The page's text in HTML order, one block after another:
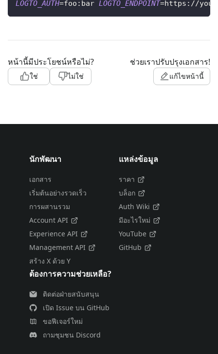
LOGTO_AUTH=foo:bar LOGTO_ENDPOINT=https://
หน้านี้มีประโยชน์หรือไม่?
ใช่ ไม่ใช่
ช่วยเราปรับปรุงเอกสาร!
แก้ไขหน้านี้
นักพัฒนา
เอกสาร
เริ่มต้นอย่างรวดเร็ว
การผสานรวม
Account API
Experience API
Management API
สร้าง X ด้วย Y
แหล่งข้อมูล
ราคา
บล็อก
Auth Wiki
มีอะไรใหม่
YouTube
GitHub
ต้องการความช่วยเหลือ?
ติดต่อฝ่ายสนับสนุน
เปิด Issue บน GitHub
ขอฟีเจอร์ใหม่
ถามชุมชน Discord